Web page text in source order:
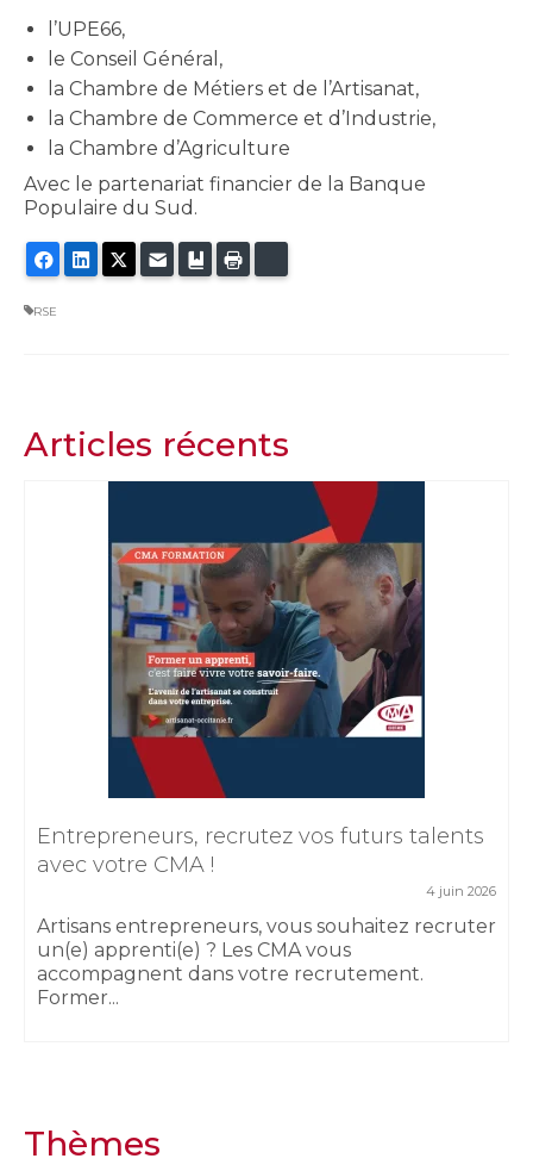
l’UPE66,
le Conseil Général,
la Chambre de Métiers et de l’Artisanat,
la Chambre de Commerce et d’Industrie,
la Chambre d’Agriculture
Avec le partenariat financier de la Banque
Populaire du Sud.
FacebookLinkedInTwitter
E-mail Ajouter aux favoris
RSE
Articles récents
Entrepreneurs, recrutez vos futurs talents
avec votre CMA !
4 juin 2026
Artisans entrepreneurs, vous souhaitez recruter
un(e) apprenti(e) ? Les CMA vous
accompagnent dans votre recrutement.
Former...
Thèmes